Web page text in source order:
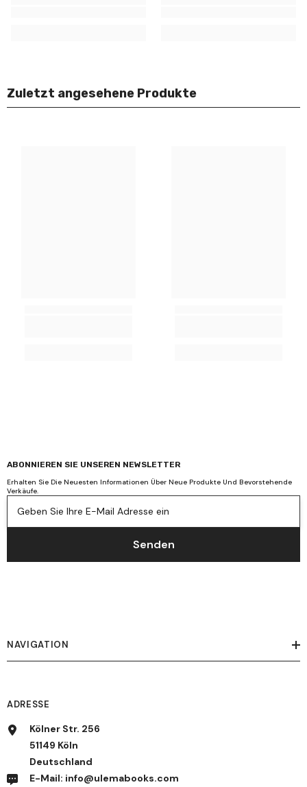
Zuletzt angesehene Produkte
ABONNIEREN SIE UNSEREN NEWSLETTER
Erhalten Sie Die Neuesten Informationen Über Neue Produkte Und Bevorstehende
Verkäufe.
Geben Sie Ihre E-Mail Adresse ein
Senden
NAVIGATION
ADRESSE
Kölner Str. 256
51149 Köln
Deutschland
E-Mail: info@ulemabooks.com